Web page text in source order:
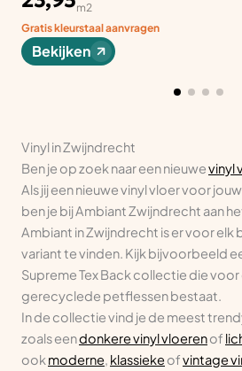
m2
Gratis kleurstaal aanvragen
Bekijken
Vinyl in Zwijndrecht
Ben je op zoek naar een nieuwevinyl
Als jij een nieuwe vinyl vloer voor
ben je bij Ambiant Zwijndrecht aan
Ambiant in Zwijndrecht is er voor
variant te vinden. Kijk bijvoorbeeld
Supreme Tex Back collectie die voor
gerecyclede petflessen bestaat.
In de collectie vind je de meest
zoals eendonkere vinyl vloerenof
ook moderne, klassiekeofvintage